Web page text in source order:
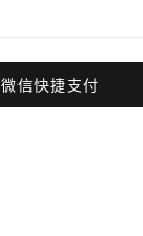
微信快捷支付